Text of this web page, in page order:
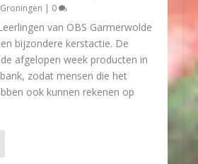
| 0
van OBS Garmerwolde
bijzondere kerstactie. De
afgelopen week producten in
zodat mensen die het
ook kunnen rekenen op